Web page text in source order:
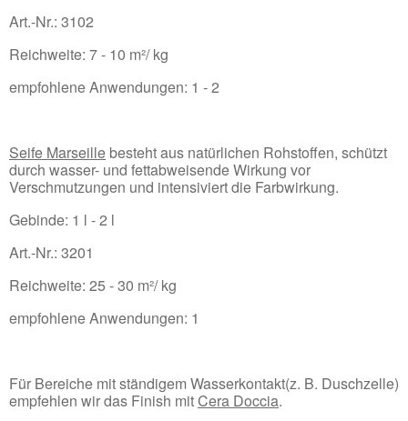
Art.-Nr.: 3102
Reichweite: 7 - 10 m²/ kg
empfohlene Anwendungen: 1 - 2
Seife Marseille besteht aus natürlichen Rohstoffen, schützt
durch wasser- und fettabweisende Wirkung vor
Verschmutzungen und intensiviert die Farbwirkung.
Gebinde: 1 l - 2 l
Art.-Nr.: 3201
Reichweite: 25 - 30 m²/ kg
empfohlene Anwendungen: 1
Für Bereiche mit ständigem Wasserkontakt(z. B. Duschzelle)
empfehlen wir das Finish mitCera Doccia.